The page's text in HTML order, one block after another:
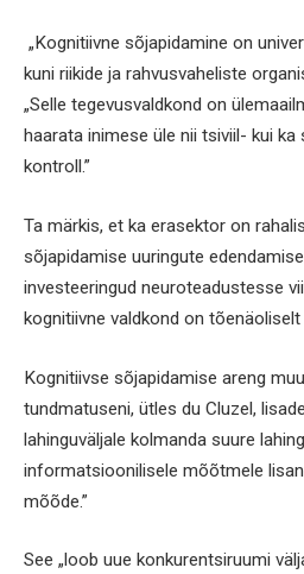
„Kognitiivne sõjapidamine on
kuni riikide ja rahvusvaheliste
„Selle tegevusvaldkond on
haarata inimese üle nii tsiviil- kui
kontroll.”
Ta märkis, et ka erasektor on
sõjapidamise uuringute
investeeringud neuroteadustesse
kognitiivne valdkond on tõenäoliselt
Kognitiivse sõjapidamise areng
tundmatuseni, ütles du Cluzel,
lahinguväljale kolmanda suure
informatsioonilisele mõõtmele
mõõde.”
See „loob uue konkurentsiruumi